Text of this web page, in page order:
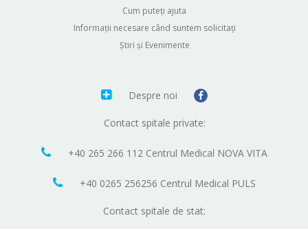
Cum puteți ajuta
Informații necesare când suntem solicitați
Știri și Evenimente
Despre noi
Contact spitale private:
+40 265 266 112 Centrul Medical NOVA VITA
+40 0265 256256 Centrul Medical PULS
Contact spitale de stat: